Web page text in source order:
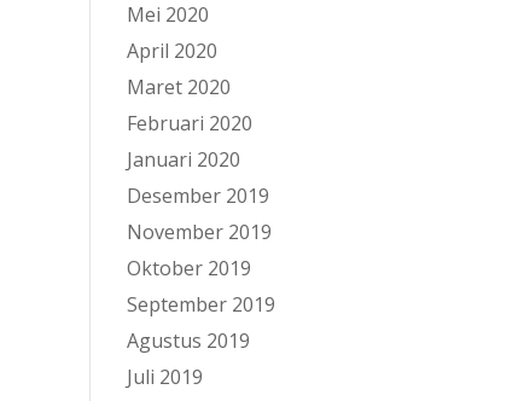
Mei 2020
April 2020
Maret 2020
Februari 2020
Januari 2020
Desember 2019
November 2019
Oktober 2019
September 2019
Agustus 2019
Juli 2019